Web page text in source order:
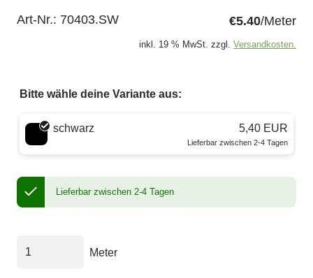
Art-Nr.: 70403.SW €5.40/Meter
inkl. 19 % MwSt. zzgl. Versandkosten.
Bitte wähle deine Variante aus:
Wähle eine Farbe
schwarz 5,40 EUR
Lieferbar zwischen 2-4 Tagen
Lieferbar zwischen 2-4 Tagen
Meter